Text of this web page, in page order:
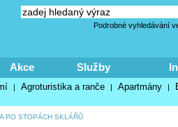
Podrobné vyhledávání
Akce Služby
| Agroturistika a ranče | Apartmány |
PO STOPÁCH SKLÁŘŮ